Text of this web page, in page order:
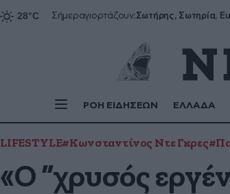
Σήμεραγιορτάζουν:
ΡΟΗ ΕΙΔΗΣΕΩΝ ΕΛΛΑΔΑ
LIFESTYLE#Κωνσταντίνος Ντε Γκρες
«Ο “χρυσός